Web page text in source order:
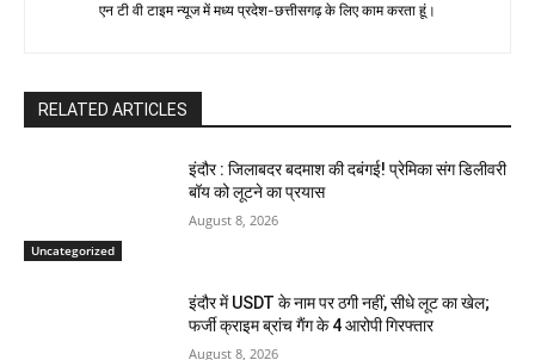
एन टी वी टाइम न्यूज में मध्य प्रदेश-छत्तीसगढ़ के लिए काम करता हूं।
RELATED ARTICLES
Uncategorized
इंदौर : जिलाबदर बदमाश की दबंगई! प्रेमिका संग डिलीवरी
बॉय को लूटने का प्रयास
August 8, 2026
इंदौर में USDT के नाम पर ठगी नहीं, सीधे लूट का खेल;
फर्जी क्राइम ब्रांच गैंग के 4 आरोपी गिरफ्तार
August 8, 2026